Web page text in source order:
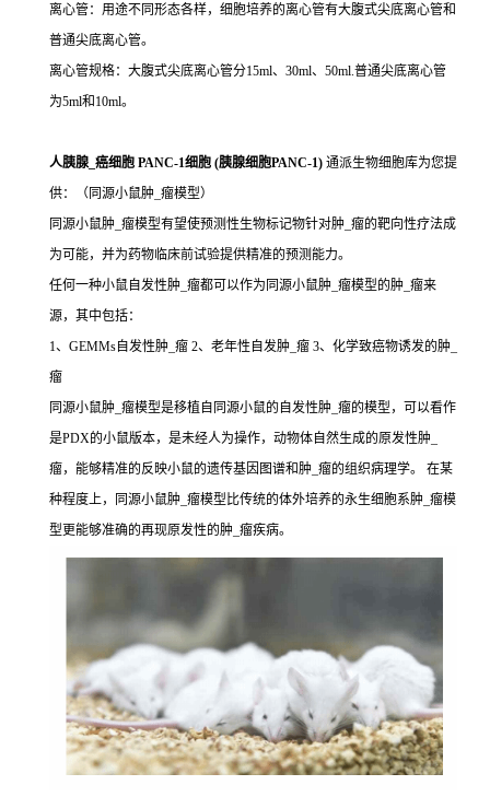
离心管：用途不同形态各样，细胞培养的离心管有大腹式尖底离心管和
普通尖底离心管。
离心管规格：大腹式尖底离心管分15ml、30ml、50ml.普通尖底离心管
为5ml和10ml。
人胰腺_癌细胞 PANC-1细胞 (胰腺细胞PANC-1) 通派生物细胞库为您提
供：（同源小鼠肿_瘤模型）
同源小鼠肿_瘤模型有望使预测性生物标记物针对肿_瘤的靶向性疗法成
为可能，并为药物临床前试验提供精准的预测能力。
任何一种小鼠自发性肿_瘤都可以作为同源小鼠肿_瘤模型的肿_瘤来
源，其中包括：
1、GEMMs自发性肿_瘤 2、老年性自发肿_瘤 3、化学致癌物诱发的肿_
瘤
同源小鼠肿_瘤模型是移植自同源小鼠的自发性肿_瘤的模型，可以看作
是PDX的小鼠版本，是未经人为操作，动物体自然生成的原发性肿_
瘤，能够精准的反映小鼠的遗传基因图谱和肿_瘤的组织病理学。 在某
种程度上，同源小鼠肿_瘤模型比传统的体外培养的永生细胞系肿_瘤模
型更能够准确的再现原发性的肿_瘤疾病。